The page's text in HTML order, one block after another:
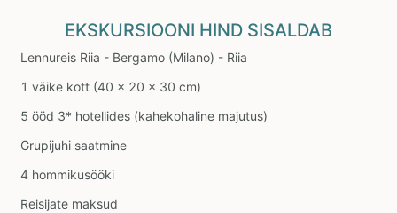
EKSKURSIOONI HIND SISALDAB
Lennureis Riia - Bergamo (Milano) - Riia
1 väike kott (40 x 20 x 30 cm)
5 ööd 3* hotellides (kahekohaline majutus)
Grupijuhi saatmine
4 hommikusööki
Reisijate maksud